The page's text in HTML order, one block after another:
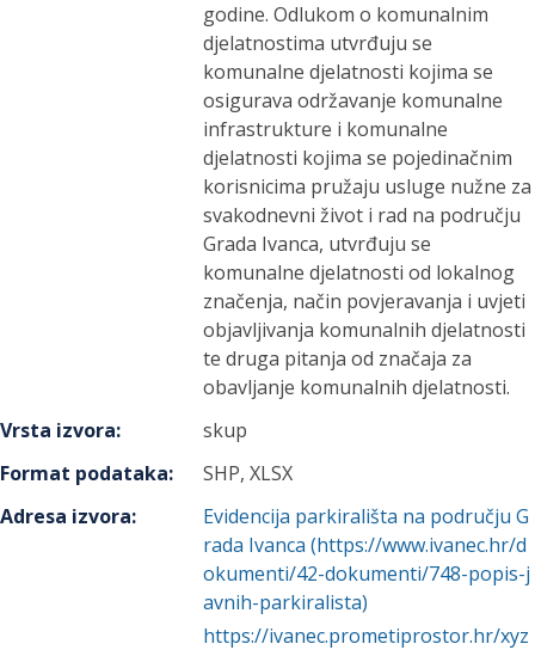
godine. Odlukom o komunalnim
djelatnostima utvrđuju se
komunalne djelatnosti kojima se
osigurava održavanje komunalne
infrastrukture i komunalne
djelatnosti kojima se pojedinačnim
korisnicima pružaju usluge nužne za
svakodnevni život i rad na području
Grada Ivanca, utvrđuju se
komunalne djelatnosti od lokalnog
značenja, način povjeravanja i uvjeti
objavljivanja komunalnih djelatnosti
te druga pitanja od značaja za
obavljanje komunalnih djelatnosti.
Vrsta izvora:
skup
Format podataka:
SHP, XLSX
Adresa izvora:
Evidencija parkirališta na području G
rada Ivanca (https://www.ivanec.hr/d
okumenti/42-dokumenti/748-popis-j
avnih-parkiralista)
https://ivanec.prometiprostor.hr/xyz